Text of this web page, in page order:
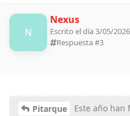
N
Nexus
Escrito el día 3/05/
Respuesta #3
Pitarque
Este año han